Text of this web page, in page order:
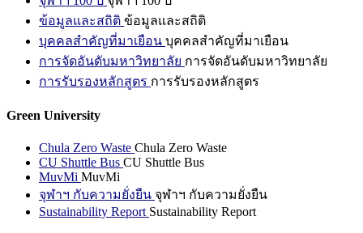
ข้อมูลและสถิติ ข้อมูลและสถิติ
บุคคลสำคัญที่มาเยือน บุคคลสำคัญที่มาเยือน
การจัดอันดับมหาวิทยาลัย การจัดอันดับมหาวิทยาลัย
การรับรองหลักสูตร การรับรองหลักสูตร
Green University
Chula Zero Waste Chula Zero Waste
CU Shuttle Bus CU Shuttle Bus
MuvMi MuvMi
จุฬาฯ กับความยั่งยืน จุฬาฯ กับความยั่งยืน
Sustainability Report Sustainability Report